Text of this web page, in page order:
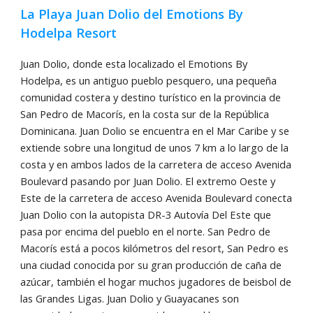
La Playa Juan Dolio del Emotions By
Hodelpa Resort
Juan Dolio, donde esta localizado el Emotions By
Hodelpa, es un antiguo pueblo pesquero, una pequeña
comunidad costera y destino turístico en la provincia de
San Pedro de Macorís, en la costa sur de la República
Dominicana. Juan Dolio se encuentra en el Mar Caribe y se
extiende sobre una longitud de unos 7 km a lo largo de la
costa y en ambos lados de la carretera de acceso Avenida
Boulevard pasando por Juan Dolio. El extremo Oeste y
Este de la carretera de acceso Avenida Boulevard conecta
Juan Dolio con la autopista DR-3 Autovía Del Este que
pasa por encima del pueblo en el norte. San Pedro de
Macorís está a pocos kilómetros del resort, San Pedro es
una ciudad conocida por su gran producción de caña de
azúcar, también el hogar muchos jugadores de beisbol de
las Grandes Ligas. Juan Dolio y Guayacanes son